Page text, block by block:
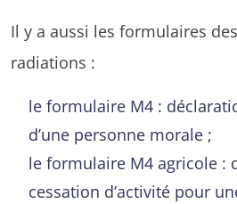
Il y a aussi les formulaires
radiations :
le formulaire M4 :
d’une personne morale ;
le formulaire M4 agricole :
cessation d’activité pour